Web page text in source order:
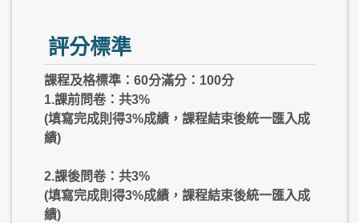
評分標準
課程及格標準：60分滿分：100分
1.課前問卷：共3%
(填寫完成則得3%成績，課程結束後統一匯入成
績)
2.課後問卷：共3%
(填寫完成則得3%成績，課程結束後統一匯入成
績)